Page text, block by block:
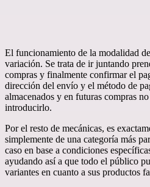
El funcionamiento de la modalidad
variación. Se trata de ir juntando
compras y finalmente confirmar el
dirección del envío y el método de
almacenados y en futuras compras
introducirlo.
Por el resto de mecánicas, es
simplemente de una categoría más
caso en base a condiciones
ayudando así a que todo el público
variantes en cuanto a sus productos